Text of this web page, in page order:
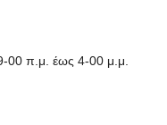
00 π.μ. έως 4-00 μ.μ.